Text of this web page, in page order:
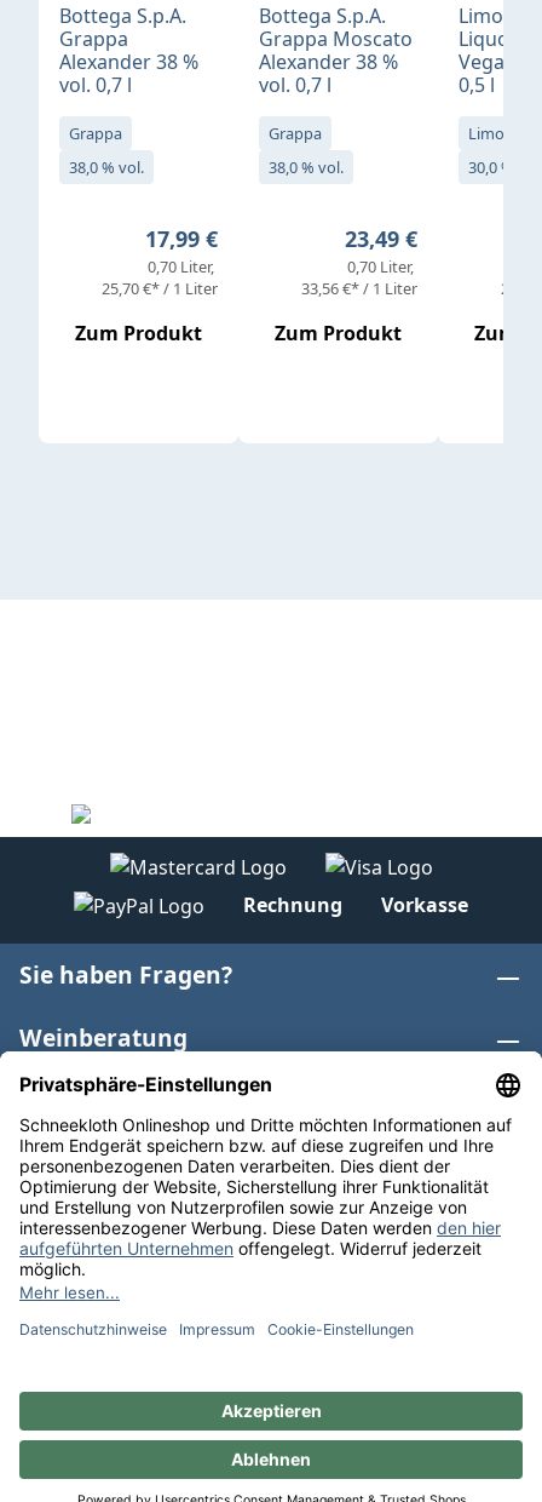
Bottega S.p.A.
Grappa
Alexander 38 %
vol. 0,7 l
Grappa
38,0 % vol.
Regulärer Preis:
17,99 €
0,70 Liter
25,70 €* / 1 Liter
Zum Produkt
Bottega S.p.A.
Grappa Moscato
Alexander 38 %
vol. 0,7 l
Grappa
38,0 % vol.
Regulärer Preis:
23,49 €
0,70 Liter
33,56 €* / 1 Liter
Zum Produkt
Liquore
Vegan
0,5 l
30,0 % vol.
Zum
Rechnung Vorkasse
Sie haben Fragen?
Weinberatung
Informationen
Weinkategorien
Internationaler Wein
* Alle Preise inkl. gesetzl. Mehrwertsteuer zzgl.
anders angegeben. Bioprodukte im Bio-Kontrollverfahren
** Kostenfreie Lieferung ab 75 € Bestellwert in DE. Werktags
versandfertig in 24h.